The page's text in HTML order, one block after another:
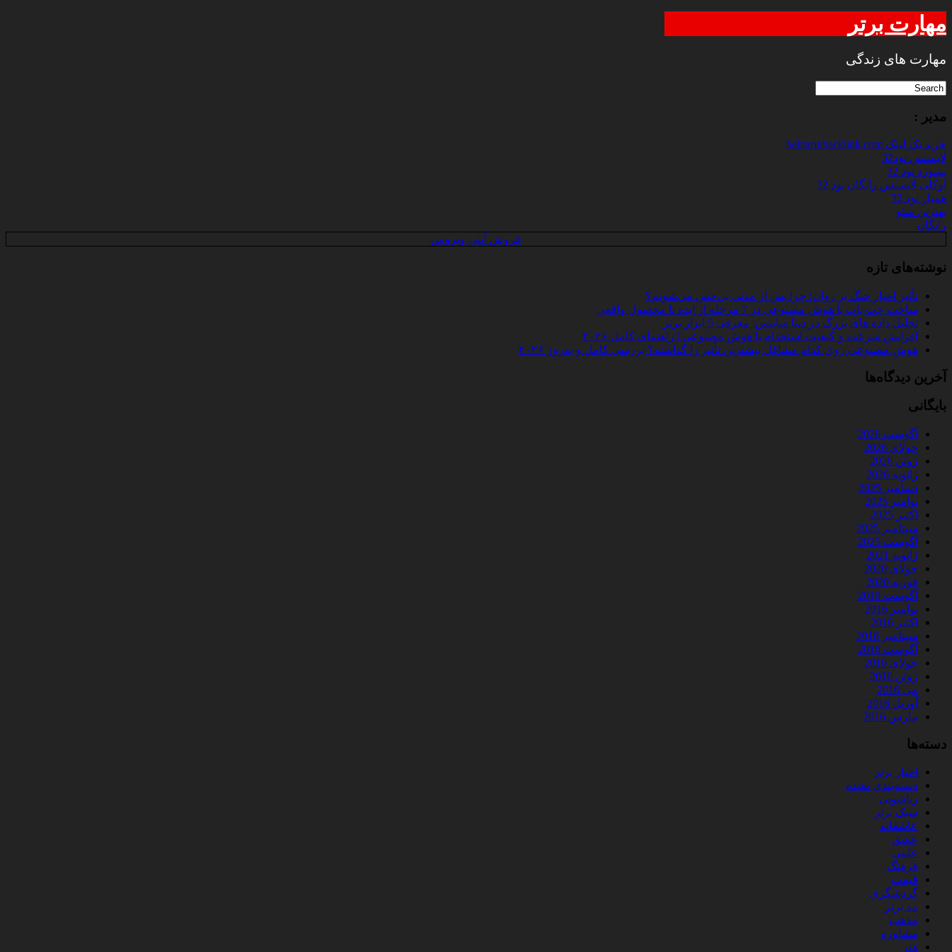
مهارت برتر
مهارت های زندگی
مدیر :
خرید بک لینک behtarinbacklink.com
لایسنس نود32
پسورد نود 32
اوکلی لایسنس رایگان نود 32
همیار نود 32
بهترین سئو
رایگان
فروش آنتی ویروس
نوشته‌های تازه
تأثیر اخبار جنگ بر روان؛ چرا پس از مدتی بی‌حس می‌شویم؟
ساخت چت‌ بات با هوش مصنوعی در 7 مرحله از ایده تا محصول واقعی
تحلیل داده‌ های بزرگ در دیتا ساینس: معرفی 5 ابزار برتر
افزایش سرعت و کیفیت استخدام با هوش مصنوعی | راهنمای کامل ۲۰۲۶
هوش مصنوعی روی کدام مشاغل بیشترین تأثیر را گذاشته؟ بررسی کامل و به‌روز ۲۰۲۶
آخرین دیدگاه‌ها
بایگانی
آگوست 2026
جولای 2026
ژوئن 2026
ژانویه 2026
دسامبر 2025
نوامبر 2025
اکتبر 2025
سپتامبر 2025
آگوست 2025
ژانویه 2021
جولای 2020
فوریه 2020
آگوست 2019
نوامبر 2016
اکتبر 2016
سپتامبر 2016
آگوست 2016
جولای 2016
ژوئن 2016
می 2016
آوریل 2016
مارس 2016
دسته‌ها
اخبار برتر
دسته‌بندی نشده
زناشویی
سبک برتر
عاشقانه
عشق
علمی
فرهنگ
قیمت
گردشگری
مد برتر
مذهب
مشاوره
هنر